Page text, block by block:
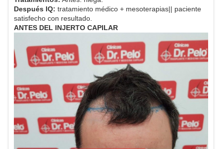
Después IQ: tratamiento médico + mesoterapias|| paciente
satisfecho con resultado.
ANTES DEL INJERTO CAPILAR